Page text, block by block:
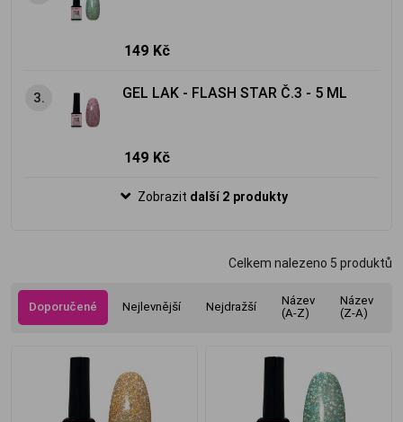
149 Kč
3. GEL LAK - FLASH STAR Č.3 - 5 ML
149 Kč
Zobrazit další 2 produkty
Celkem nalezeno 5 produktů
Doporučené Nejlevnější Nejdražší
Název
(A-Z)
Název
(Z-A)